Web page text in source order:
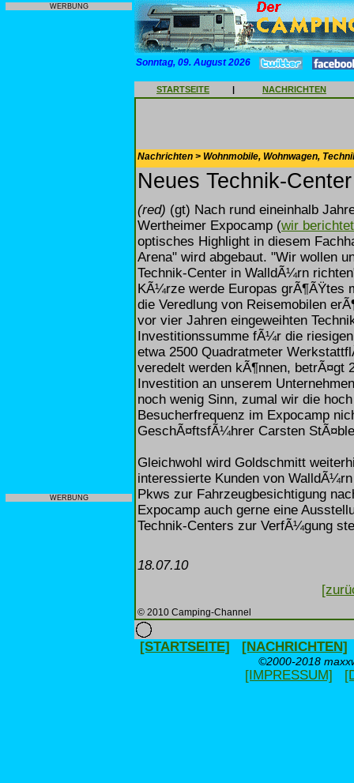
WERBUNG
WERBUNG
Sonntag, 09. August 2026
STARTSEITE | NACHRICHTEN
Nachrichten > Wohnmobile, Wohnwagen,
Neues Technik-
(red) (gt) Nach rund eineinhalb
Wertheimer Expocamp (wir
optisches Highlight in diesem
Arena" wird abgebaut. "Wir wollen
Technik-Center in WalldÃ¼rn
KÃ¼rze werde Europas grÃ¶ÃŸtes
die Veredlung von Reisemobilen
vor vier Jahren eingeweihten
Investitionssumme fÃ¼r die
etwa 2500 Quadratmeter
veredelt werden kÃ¶nnen, betrÃ¤gt
Investition an unserem
noch wenig Sinn, zumal wir die
Besucherfrequenz im Expocamp
GeschÃ¤ftsfÃ¼hrer Carsten
Gleichwohl wird Goldschmitt
interessierte Kunden von
Pkws zur Fahrzeugbesichtigung
Expocamp auch gerne eine
Technik-Centers zur VerfÃ¼gung
18.07.10
© 2010 Camping-Channel
[STARTSEITE] [NACHRICHTEN]
©2000-2018
[IMPRESSUM]